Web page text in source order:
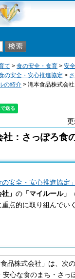
て > 食の安全・食育 > 安
の安全・安心推進協定 >
の紹介 > 滝本食品株式会
社：さっぽろ食
の安全・安心推進協定」
」 の 「マイルール」
点的に取り組んでい
品株式会社」は、次
安心な食のまち・さっ